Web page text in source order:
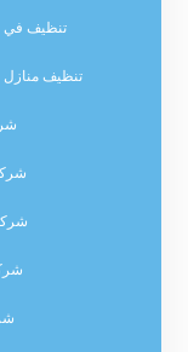
تنظيف في
تنظيف منازل